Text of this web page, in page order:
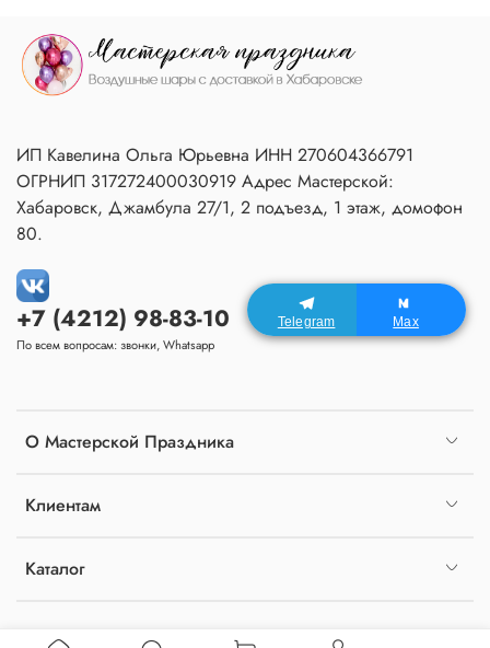
О Мастерской Праздника
Клиентам
Каталог
+7 (4212) 98-83-10
По всем вопросам: звонки, Whatsapp
ИП Кавелина Ольга Юрьевна ИНН 270604366791
ОГРНИП 317272400030919 Адрес Мастерской:
Хабаровск, Джамбула 27/1, 2 подъезд, 1 этаж, домофон
80.
Telegram Max